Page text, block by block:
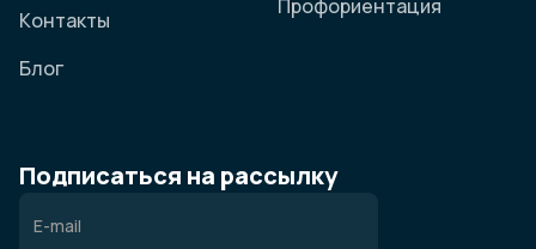
Контакты
Блог
Профориентация
Подписаться на рассылку